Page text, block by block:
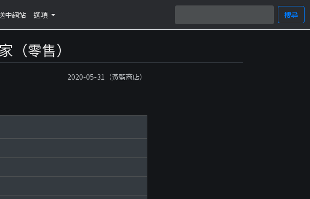
中網站 選項 搜尋
（零售）
2020-05-31（黃藍商店）